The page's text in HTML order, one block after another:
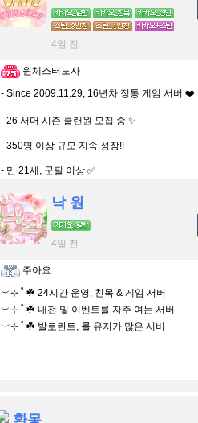
4일 전
윈체스터도사
- Since 2009.11.29, 16년차 정통 게임 서버 ❤️
- 26 서머 시즌 클랜원 모집 중 ✨
- 350명 이상 규모 지속 성장!!
- 만 21세, 군필 이상 ✅
낙 원
4일 전
주아요
︶⊹ ˚ ☘️ 24시간 운영, 친목 & 게임 서버
︶⊹ ˚ ☘️ 내전 및 이벤트를 자주 여는 서버
︶⊹ ˚ ☘️ 발로란트, 롤 유저가 많은 서버
환몽